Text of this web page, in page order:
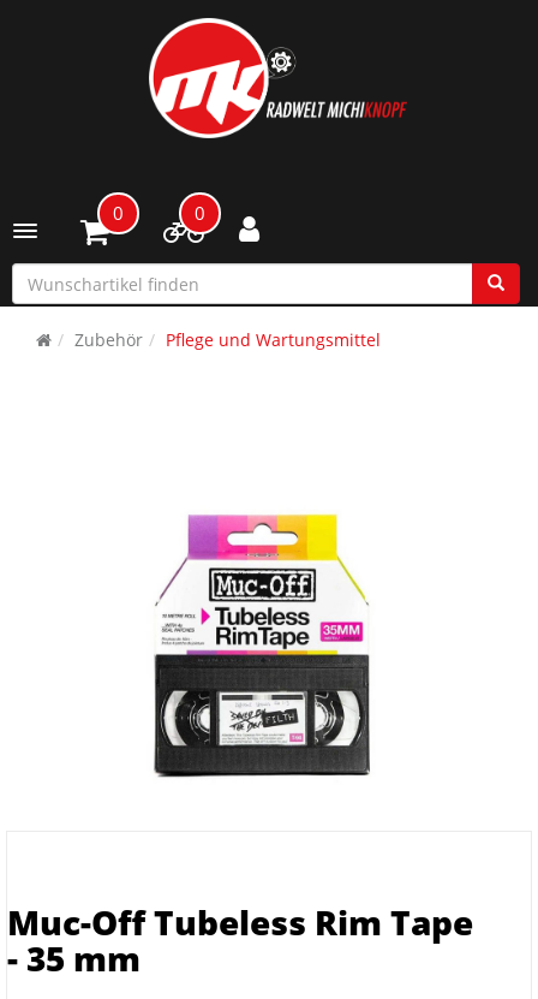
Toggle navigation
0 0
Zubehör Pflege und Wartungsmittel
Muc-Off Tubeless Rim Tape
- 35 mm